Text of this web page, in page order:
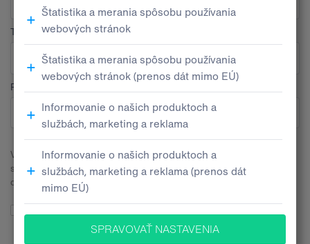
Telefón
Pobočka
V súvislosti s odoslaním tohto kontaktného formulára budeme
spracúvať Vaše osobné údaje. Všetky bližšie informácie nájdete v
dokumente
Informačné memorandum ochrany osobných údajov
poskytovania informácií o produktoch, službách a inováciách za